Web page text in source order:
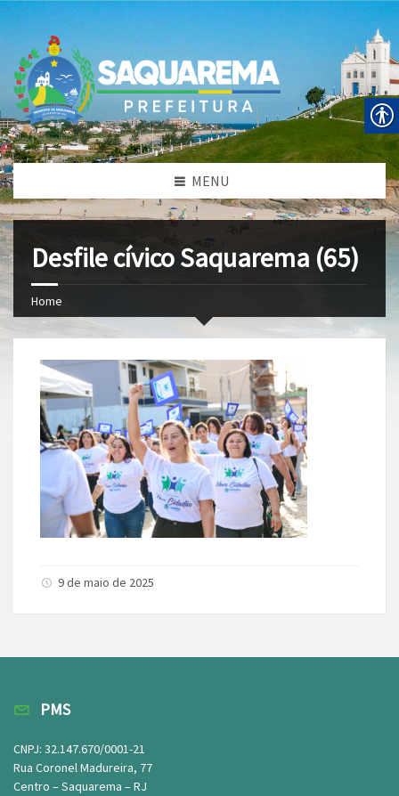
MENU
Desfile cívico Saquarema (65)
Home
9 de maio de 2025
PMS
CNPJ: 32.147.670/0001-21
Rua Coronel Madureira, 77
Centro – Saquarema – RJ